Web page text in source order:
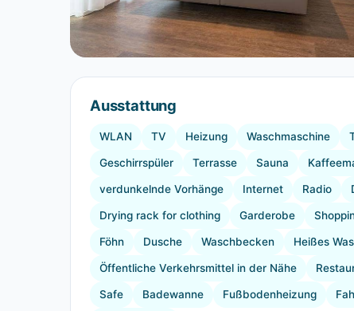
Ausstattung
WLAN TV Heizung Waschmaschine
Geschirrspüler Terrasse Sauna
verdunkelnde Vorhänge Internet Radio
Drying rack for clothing Garderobe
Föhn Dusche Waschbecken Heißes
Öffentliche Verkehrsmittel in der Nähe
Safe Badewanne Fußbodenheizung